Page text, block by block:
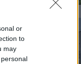
or
to
may